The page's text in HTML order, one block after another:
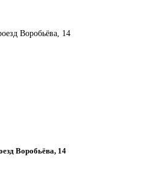
Воробьёва, 14
Воробьёва, 14